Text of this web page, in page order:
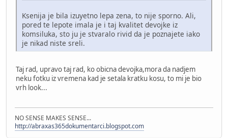
Ksenija je bila izuyetno lepa zena, to nije sporno. Ali,
pored te lepote imala je i taj kvalitet devojke iz
komsiluka, sto ju je stvaralo rivid da je poznajete iako
je nikad niste sreli.
Taj rad, upravo taj rad, ko obicna devojka,mora da nadjem
neku fotku iz vremena kad je setala kratku kosu, to mi je bio
vrh look...
NO SENSE MAKES SENSE...
http://abraxas365dokumentarci.blogspot.com